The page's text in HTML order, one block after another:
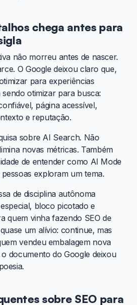
chega antes para
não morreu antes de nascer.
O Google deixou claro que,
para experiências
otimizar para busca:
página acessível,
e reputação.
sobre AI Search. Não
novas métricas. Também
de entender como AI Mode
exploram um tema.
de disciplina autônoma
bloco picotado e
quem vinha fazendo SEO de
um alívio: continue, mas
vendeu embalagem nova
documento do Google deixou
sobre SEO para